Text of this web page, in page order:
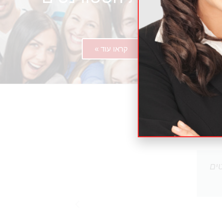
קראו עוד »